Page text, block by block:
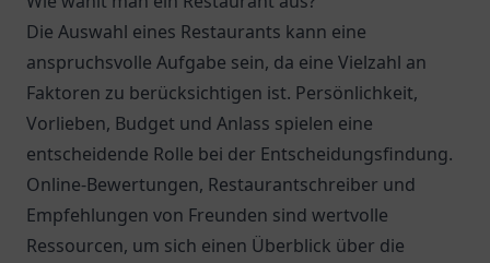
Die Auswahl eines Restaurants kann eine
anspruchsvolle Aufgabe sein, da eine Vielzahl an
Faktoren zu berücksichtigen ist. Persönlichkeit,
Vorlieben, Budget und Anlass spielen eine
entscheidende Rolle bei der Entscheidungsfindung.
Online-Bewertungen, Restaurantschreiber und
Empfehlungen von Freunden sind wertvolle
Ressourcen, um sich einen Überblick über die